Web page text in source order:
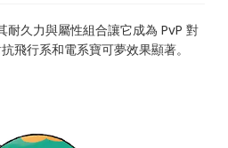
耐久力與屬性組合讓它成為 PvP 對
飛行系和電系寶可夢效果顯著。